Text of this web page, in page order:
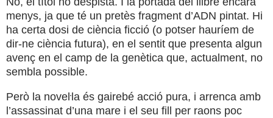
menys, ja que té un pretès fragment d’ADN pintat. Hi
ha certa dosi de ciència ficció (o potser hauríem de
dir-ne ciència futura), en el sentit que presenta algun
avenç en el camp de la genètica que, actualment, no
sembla possible.
Però la noveŀla és gairebé acció pura, i arrenca amb
l’assassinat d’una mare i el seu fill per raons poc